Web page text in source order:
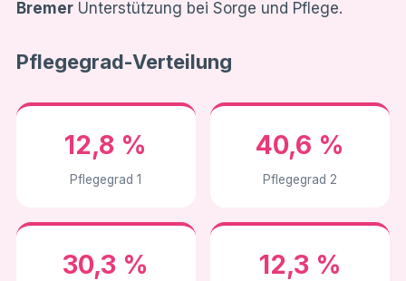
BremerUnterstützung bei Sorge und Pflege.
Pflegegrad-Verteilung
12,8 %
Pflegegrad 1
40,6 %
Pflegegrad 2
30,3 % 12,3 %